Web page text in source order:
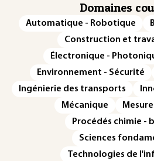
Domaines
Automatique - Robotique
Construction et
Électronique -
Environnement - Sécurité
Ingénierie des transports
Mécanique
Procédés chimie -
Sciences
Technologies de